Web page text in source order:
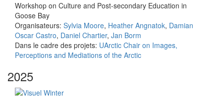
Workshop on Culture and Post-secondary Education in
Goose Bay
Organisateurs: Sylvia Moore, Heather Angnatok, Damian
Oscar Castro, Daniel Chartier, Jan Borm
Dans le cadre des projets: UArctic Chair on Images,
Perceptions and Mediations of the Arctic
2025